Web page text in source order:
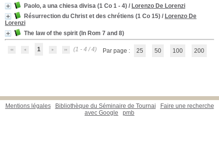
Paolo, a una chiesa divisa (1 Co 1 - 4) / Lorenzo De Lorenzi
Résurrection du Christ et des chrétiens (1 Co 15) / Lorenzo De
Lorenzi
The law of the spirit (In Rom 7 and 8)
1 (1 - 4 / 4) Par page : 25 50 100 200
Mentions légales Bibliothèque du Séminaire de Tournai
Faire une recherche
avec Google
pmb